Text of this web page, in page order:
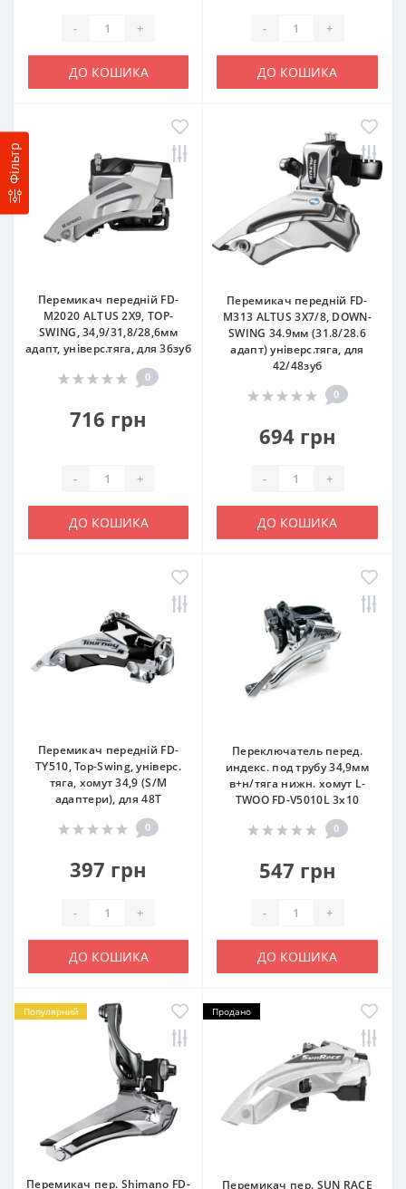
Фільтр
- +
ДО КОШИКА
- +
ДО КОШИКА
Перемикач передній FD-
M2020 ALTUS 2X9, TOP-
SWING, 34,9/31,8/28,6мм
адапт, універс.тяга, для 36зуб
0
716 грн
- +
ДО КОШИКА
Перемикач передній FD-
M313 ALTUS 3X7/8, DOWN-
SWING 34.9мм (31.8/28.6
адапт) універс.тяга, для
42/48зуб
0
694 грн
- +
ДО КОШИКА
Перемикач передній FD-
TY510, Top-Swing, універс.
тяга, хомут 34,9 (S/M
адаптери), для 48Т
0
397 грн
- +
ДО КОШИКА
Переключатель перед.
индекс. под трубу 34,9мм
в+н/тяга нижн. хомут L-
TWOO FD-V5010L 3x10
0
547 грн
- +
ДО КОШИКА
Популярний
Перемикач пер. Shimano FD-
Продано
Перемикач пер. SUN RACE